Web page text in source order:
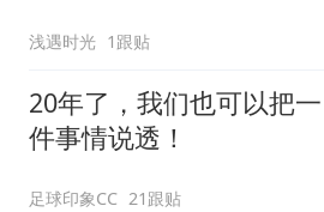
浅遇时光 1跟贴
20年了，我们也可以把一
件事情说透！
足球印象CC 21跟贴